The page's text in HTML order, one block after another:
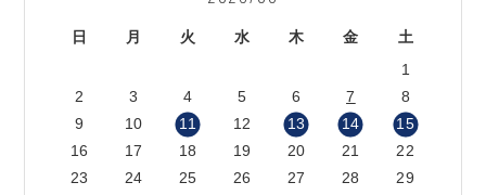
日 月 火 水 木 金
土
1
2
3 4 5 6 7
8
9
10 11 12 13 14
15
16
17 18 19 20 21
22
23
24 25 26 27 28
29